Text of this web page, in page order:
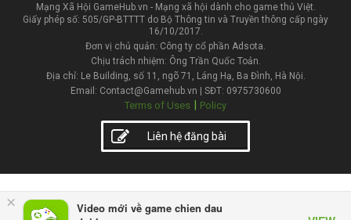
×
Video mới về game chien dau
Mạng Xã Hội GameHub.vn - Mạng xã hội dành cho game thủ Việt.
Giấy phép số: 505/GP-BTTTT do Bộ Thông tin và Truyền thông cấp ngày
16/10/2017.
Đơn vị chủ quản: Công ty cổ phần Adsota.
Chịu trách nhiệm: Ông Trần Quốc Toản.
Địa chỉ: Le Building, số 11, ngõ 71, Láng Hạ, Ba Đình, Hà Nội.
Email: Contact@Gamehub.vn | SĐT: 0975730600
Terms of Uses | Policy
Liên hệ đăng bài